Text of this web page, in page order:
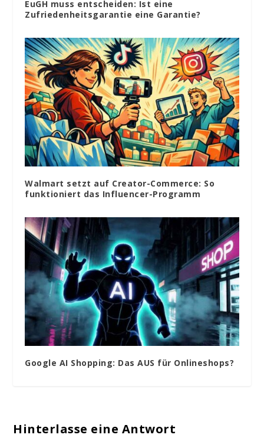
EuGH muss entscheiden: Ist eine
Zufriedenheitsgarantie eine Garantie?
Walmart setzt auf Creator-Commerce: So
funktioniert das Influencer-Programm
Google AI Shopping: Das AUS für Onlineshops?
Hinterlasse eine Antwort